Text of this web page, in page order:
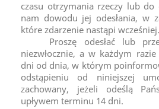
czasu otrzymania rzeczy lub do
nam dowodu jej odesłania, w
które zdarzenie nastąpi wcześniej.
Proszę odesłać lub
niezwłocznie, a w każdym
dni od dnia, w którym
odstąpieniu od niniejszej
zachowany, jeżeli odeślą
upływem terminu 14 dni.